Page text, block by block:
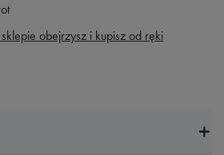
obejrzysz i kupisz od ręki